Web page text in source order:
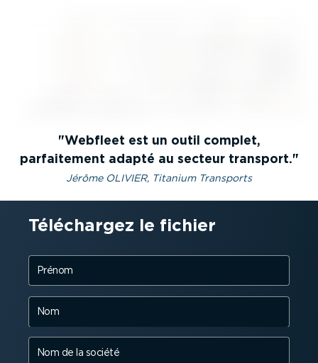
Webfleet est un outil complet,
parfaitement adapté au secteur transport.
Jérôme OLIVIER, Titanium Transports
Téléchargez le fichier
Prénom
Nom
Nom de la société